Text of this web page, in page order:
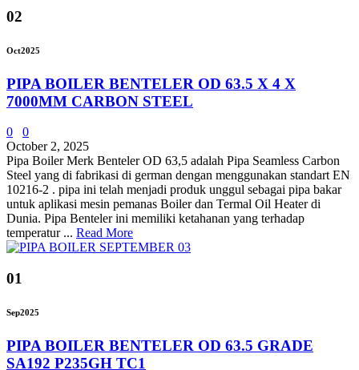
02
Oct2025
PIPA BOILER BENTELER OD 63.5 X 4 X
7000MM CARBON STEEL
0
0
October 2, 2025
Pipa Boiler Merk Benteler OD 63,5 adalah Pipa Seamless Carbon
Steel yang di fabrikasi di german dengan menggunakan standart EN
10216-2 . pipa ini telah menjadi produk unggul sebagai pipa bakar
untuk aplikasi mesin pemanas Boiler dan Termal Oil Heater di
Dunia. Pipa Benteler ini memiliki ketahanan yang terhadap
temperatur ... Read More
01
Sep2025
PIPA BOILER BENTELER OD 63.5 GRADE
SA192 P235GH TC1